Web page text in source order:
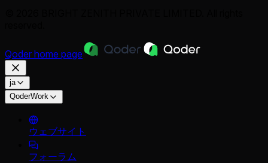
Qoder home page
ja
QoderWork
ウェブサイト
フォーラム